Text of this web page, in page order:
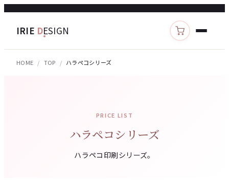
IRIE DESIGN カートを見る
HOME TOP ハラペコシリーズ
PRICE LIST
ハラペコシリーズ
ハラペコ印刷シリーズ。